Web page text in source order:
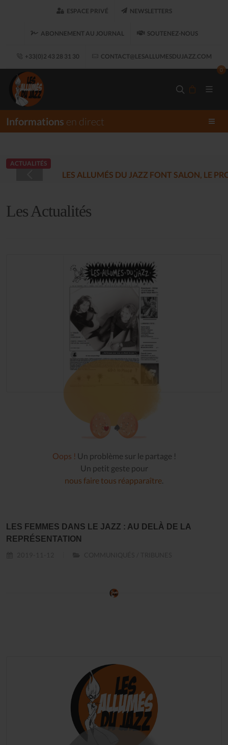
ESPACE PRIVÉ NEWSLETTERS
ABONNEMENT AU JOURNAL SOUTENEZ-NOUS
+33(0)2 43 28 31 30 CONTACT@LESALLUMESDUJAZZ.COM
0
Informations en direct
ACTUALITÉS
LES ALLUMÉS DU JAZZ FONT SALON, LE
Les Actualités
Oops ! Un problème sur le partage !
Un petit geste pour
nous faire tous réapparaître.
LES FEMMES DANS LE JAZZ : AU DELÀ DE LA
REPRÉSENTATION